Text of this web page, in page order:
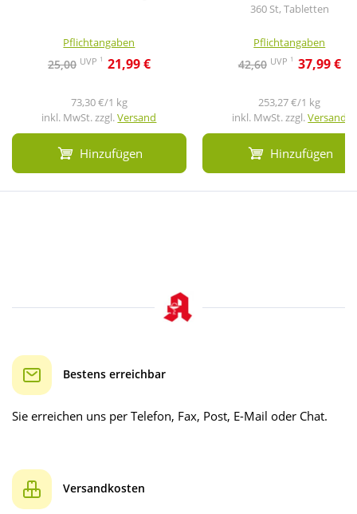
Pflichtangaben
25,00 UVP 1 21,99 €
73,30 €/1 kg
inkl. MwSt. zzgl.Versand
Hinzufügen
360 St, Tabletten
Pflichtangaben
42,60 UVP 1 37,99 €
253,27 €/1 kg
inkl. MwSt. zzgl.Versand
Hinzufügen
Bestens erreichbar
Sie erreichen uns per Telefon, Fax, Post, E-Mail oder Chat.
Versandkosten